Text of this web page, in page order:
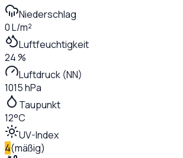
Niederschlag
0 L/m²
Luftfeuchtigkeit
24 %
Luftdruck (NN)
1015 hPa
Taupunkt
12°C
UV-Index
4(mäßig)